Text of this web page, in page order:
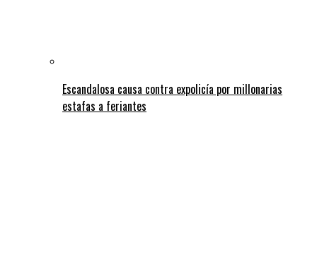
Escandalosa causa contra expolicía por millonarias
estafas a feriantes